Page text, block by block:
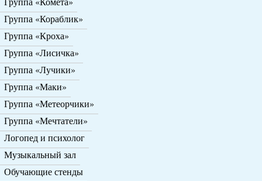
Группа «Кораблик»
Группа «Кроха»
Группа «Лисичка»
Группа «Лучики»
Группа «Маки»
Группа «Метеорчики»
Группа «Мечтатели»
Логопед и психолог
Музыкальный зал
Обучающие стенды